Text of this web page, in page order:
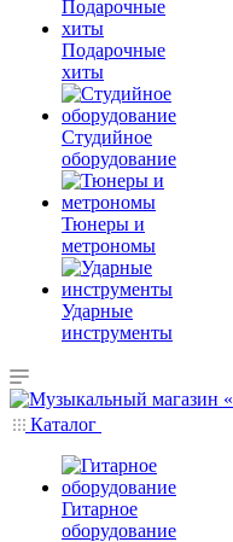
Подарочные
хиты
Студийное
оборудование
Тюнеры и
метрономы
Ударные
инструменты
Каталог
Гитарное
оборудование